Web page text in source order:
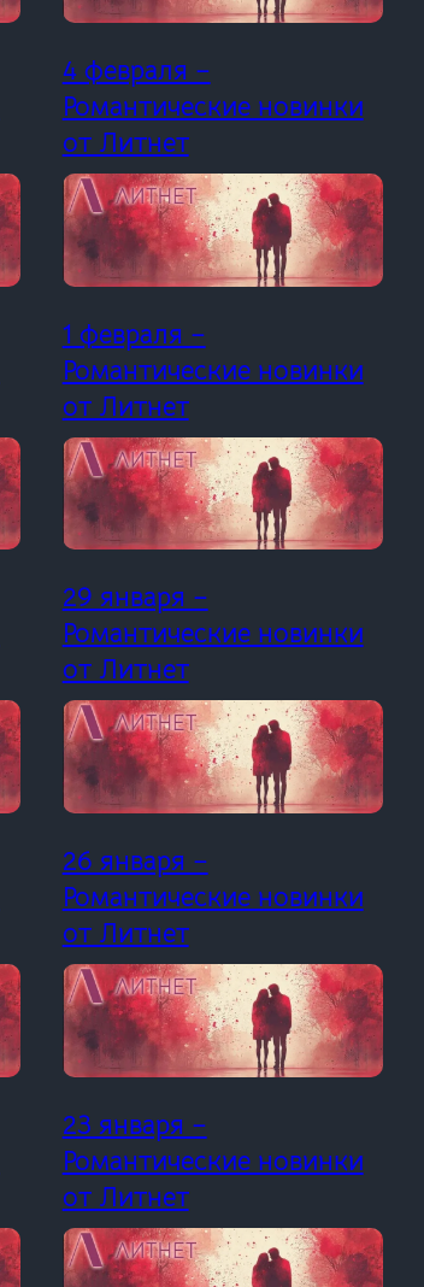
4 февраля –
Романтические новинки
от Литнет
1 февраля –
Романтические новинки
от Литнет
29 января –
Романтические новинки
от Литнет
26 января –
Романтические новинки
от Литнет
23 января –
Романтические новинки
от Литнет